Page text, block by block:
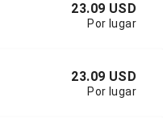
23.09 USD
Por lugar
23.09 USD
Por lugar